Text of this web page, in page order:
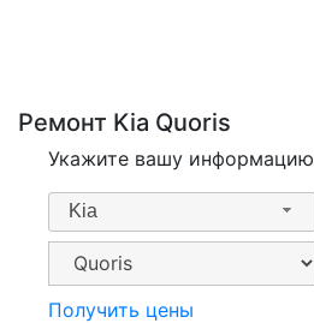
Ремонт Kia Quoris
Укажите вашу информацию
Kia
Получить цены